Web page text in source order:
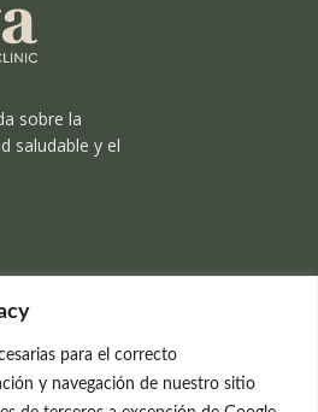
para el correcto
y navegación de nuestro sitio
sobre la
saludable y el
19 - 1º